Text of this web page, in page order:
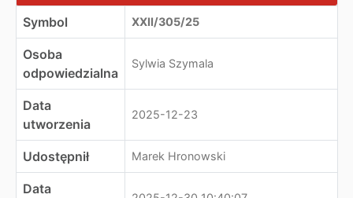
Symbol XXII/305/25
Osoba
odpowiedzialna
Sylwia Szymala
Data
utworzenia
2025-12-23
Udostępnił Marek Hronowski
Data